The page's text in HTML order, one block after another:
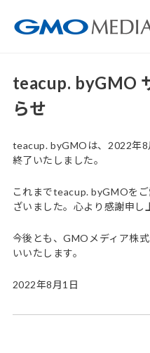
teacup. byGMO
らせ
teacup. byGMOは、2022年8
終了いたしました。
これまでteacup. byGMOを
ざいました。心より感謝申し
今後とも、GMOメディア株
いいたします。
2022年8月1日